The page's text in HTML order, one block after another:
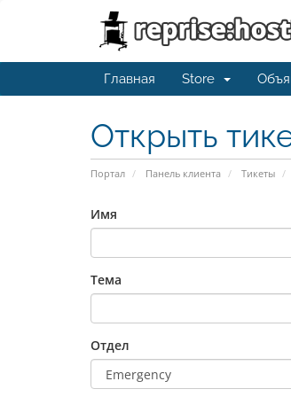
Главная Store
Открыть
Портал Панель клиента Тикеты
Имя
Тема
Отдел